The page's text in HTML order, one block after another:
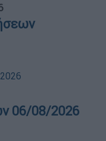
06/08/2026